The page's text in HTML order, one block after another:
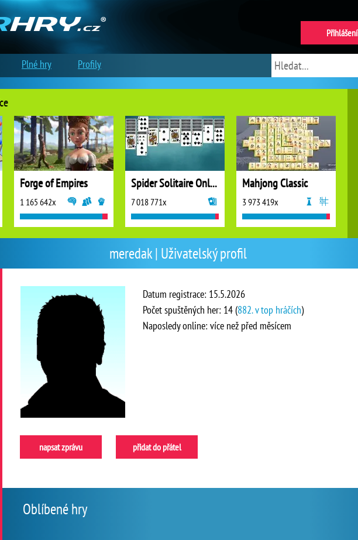
meredak | Uživatelský profil
Datum registrace: 15.5.2026
Počet spuštěných her: 14 (882. v top hráčích)
Naposledy online: více než před měsícem
napsat zprávu přidat do přátel
Oblíbené hry
Forge of Empires
1 165 642x
Spider Solitaire Online
7 018 771x
Mahjong Classic
3 973 419x
Přihlášení
Plné hry Profily